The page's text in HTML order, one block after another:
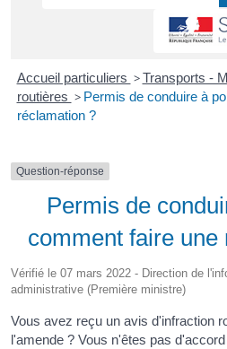
Accueil particuliers > Transports -
routières > Permis de conduire à
réclamation ?
Question-réponse
Permis de
comment faire une
Vérifié le 07 mars 2022 - Direction de
administrative (Première ministre)
Vous avez reçu un avis d'infraction
l'amende ? Vous n'êtes pas